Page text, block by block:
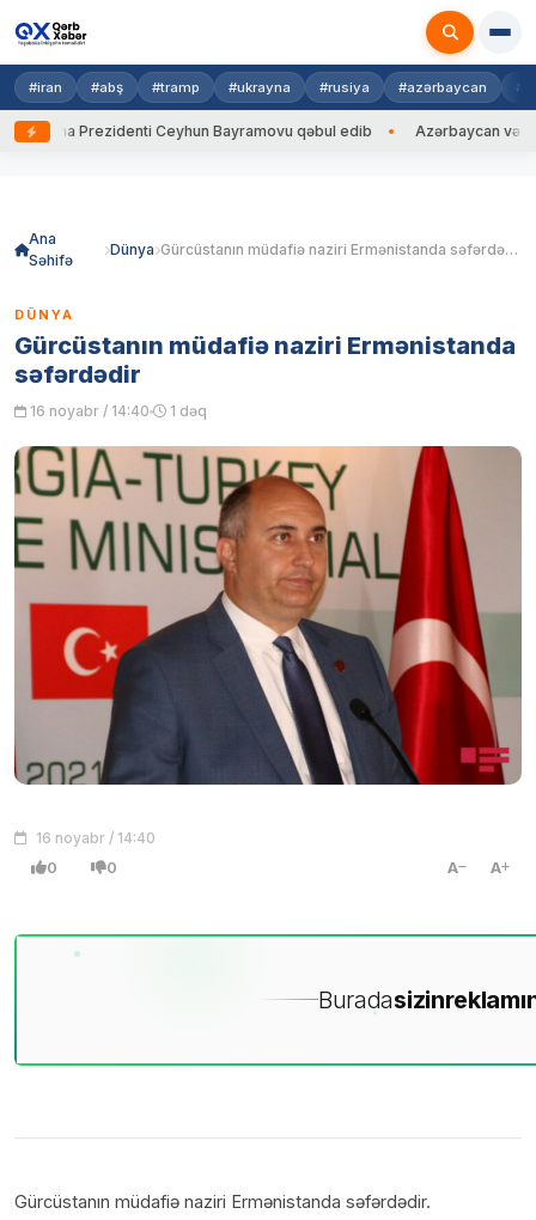
#iran #abş #tramp #ukrayna #rusiya #azərbaycan
Prezidenti Ceyhun Bayramovu qəbul edib Azərbaycan və
Ana
Səhifə
Dünya Gürcüstanın müdafiə naziri Ermənistanda səfərdədir
DÜNYA
Gürcüstanın müdafiə naziri Ermənistanda
səfərdədir
16 noyabr / 14:40 1 dəq
16 noyabr / 14:40
0 0 A A
Buradasizin
Gürcüstanın müdafiə naziri Ermənistanda səfərdədir.